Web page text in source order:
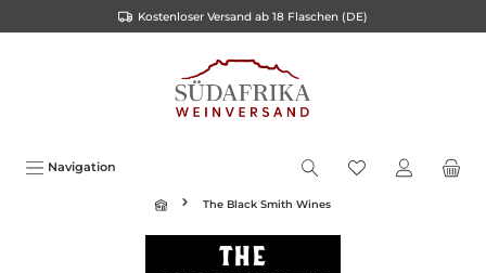
Kostenloser Versand ab 18 Flaschen (DE)
Navigation
The Black Smith Wines